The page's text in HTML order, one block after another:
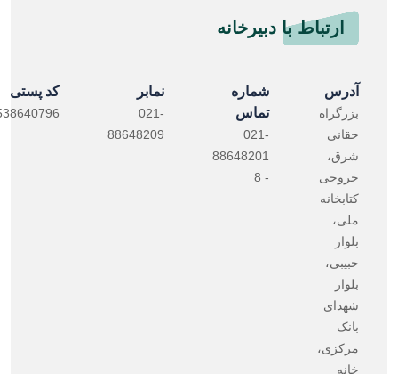
ارتباط با دبیرخانه
آدرس
بزرگراه
حقانی
شرق،
خروجی
کتابخانه
ملی،
بلوار
حبیبی،
بلوار
شهدای
بانک
مرکزی،
خانه
شماره
تماس
021-
88648201
- 8
نمابر
021-
88648209
کد پستی